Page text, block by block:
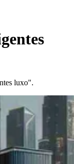
luxo".